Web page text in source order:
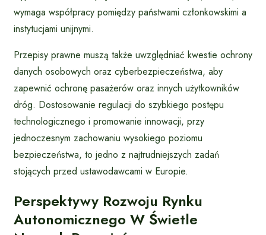
wymaga współpracy pomiędzy państwami członkowskimi a
instytucjami unijnymi.
Przepisy prawne muszą także uwzględniać kwestie ochrony
danych osobowych oraz cyberbezpieczeństwa, aby
zapewnić ochronę pasażerów oraz innych użytkowników
dróg. Dostosowanie regulacji do szybkiego postępu
technologicznego i promowanie innowacji, przy
jednoczesnym zachowaniu wysokiego poziomu
bezpieczeństwa, to jedno z najtrudniejszych zadań
stojących przed ustawodawcami w Europie.
Perspektywy Rozwoju Rynku
Autonomicznego W Świetle